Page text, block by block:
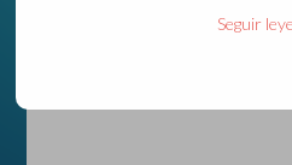
Seguir